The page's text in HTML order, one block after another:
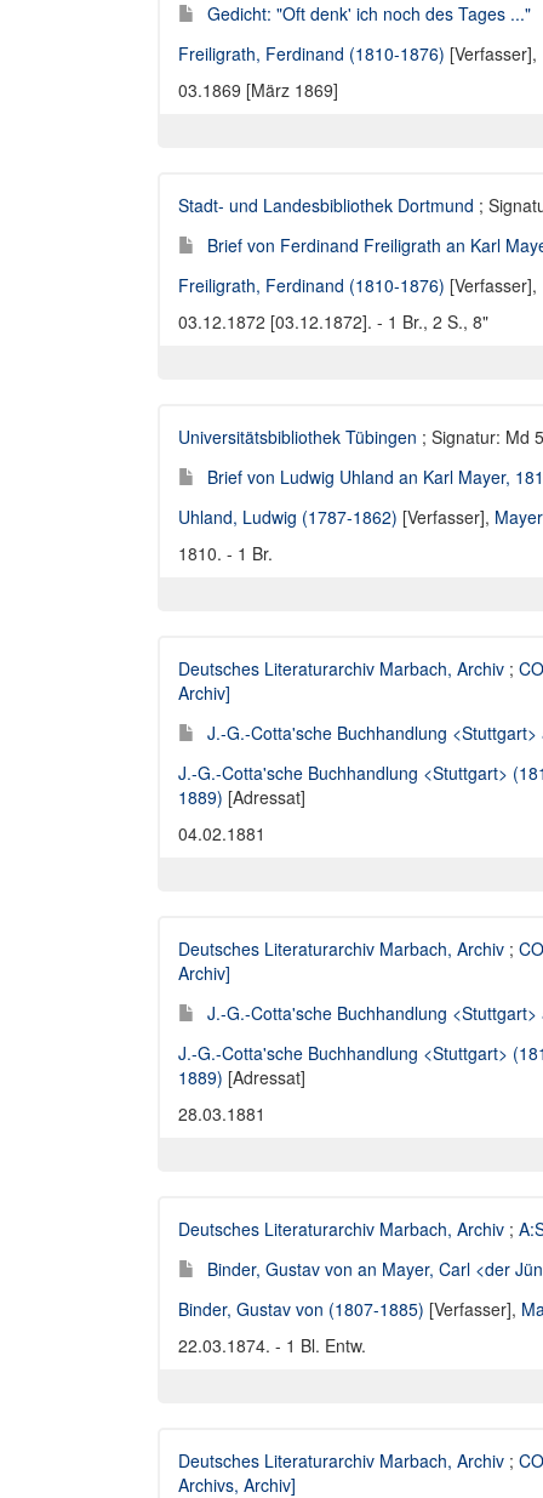
Gedicht: "Oft denk' ich noch des Tages ..."
Freiligrath, Ferdinand (1810-1876) [Verfasser],
03.1869 [März 1869]
Stadt- und Landesbibliothek Dortmund ;
Brief von Ferdinand Freiligrath an Karl
Freiligrath, Ferdinand (1810-1876) [Verfasser],
03.12.1872 [03.12.1872]. - 1 Br., 2 S., 8"
Universitätsbibliothek Tübingen ; Signatur: Md
Brief von Ludwig Uhland an Karl Mayer,
Uhland, Ludwig (1787-1862) [Verfasser],
1810. - 1 Br.
Deutsches Literaturarchiv Marbach, Archiv ;
Archiv]
J.-G.-Cotta'sche Buchhandlung
J.-G.-Cotta'sche Buchhandlung <Stuttgart>
1889) [Adressat]
04.02.1881
Deutsches Literaturarchiv Marbach, Archiv ;
Archiv]
J.-G.-Cotta'sche Buchhandlung
J.-G.-Cotta'sche Buchhandlung <Stuttgart>
1889) [Adressat]
28.03.1881
Deutsches Literaturarchiv Marbach, Archiv ;
Binder, Gustav von an Mayer, Carl <der
Binder, Gustav von (1807-1885) [Verfasser],
22.03.1874. - 1 Bl. Entw.
Deutsches Literaturarchiv Marbach, Archiv ;
Archivs, Archiv]